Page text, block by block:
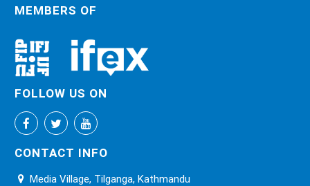
MEMBERS OF
FOLLOW US ON
CONTACT INFO
Media Village, Tilganga, Kathmandu